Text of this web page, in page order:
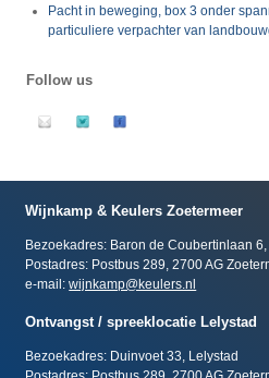
Pacht in beweging, box 3 onder
particuliere verpachter van
Follow us
Wijnkamp & Keulers Zoetermeer
Bezoekadres: Baron de Coubertinlaan
Postadres: Postbus 289, 2700 AG
e-mail:wijnkamp@keulers.nl
Ontvangst / spreeklocatie Lelystad
Bezoekadres: Duinvoet 33, Lelystad